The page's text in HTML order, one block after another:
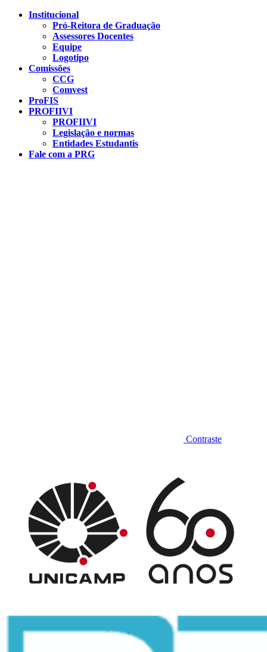
Conteúdo principal
Institucional
Pró-Reitora de Graduação
Assessores Docentes
Equipe
Logotipo
Comissões
CCG
Comvest
ProFIS
PROFIIVI
PROFIIVI
Legislação e normas
Entidades Estudantis
Fale com a PRG
Contraste